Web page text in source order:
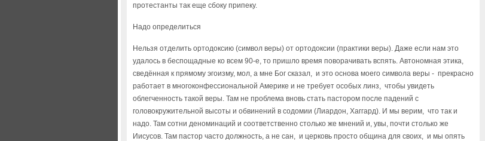
протестанты так еще сбоку припеку.
Надо определиться
Нельзя отделить ортодоксию (символ веры) от ортодоксии (практики веры). Даже если нам это
удалось в беспощадные ко всем 90-е, то пришло время поворачивать вспять. Автономная этика,
сведённая к прямому эгоизму, мол, а мне Бог сказал, и это основа моего символа веры - прекрасно
работает в многоконфессиональной Америке и не требует особых линз, чтобы увидеть
облегченность такой веры. Там не проблема вновь стать пастором после падений с
головокружительной высоты и обвинений в содомии (Лиардон, Хаггард). И мы верим, что так и
надо. Там сотни деноминаций и соответственно столько же мнений и, увы, почти столько же
Иисусов. Там пастор часто должность, а не сан, и церковь просто община для своих, и мы опять